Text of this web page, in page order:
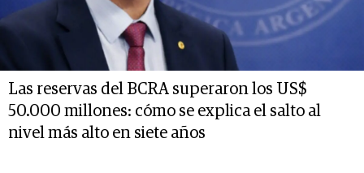
Las reservas del BCRA superaron los US$
50.000 millones: cómo se explica el salto al
nivel más alto en siete años